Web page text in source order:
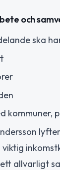
och
ska
kommuner,
allvarligt